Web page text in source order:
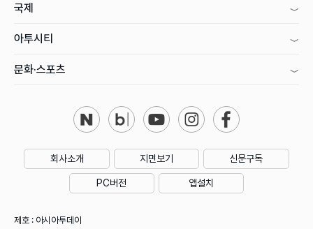
국제
아투시티
문화·스포츠
회사소개 지면보기 신문구독
PC버전 앱설치
제호 : 아시아투데이